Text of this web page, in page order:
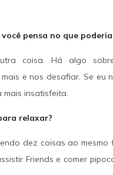
pensa no que
coisa. Há algo sobre
e nos desafiar. Se eu
insatisfeita.
relaxar?
dez coisas ao
Friends e comer